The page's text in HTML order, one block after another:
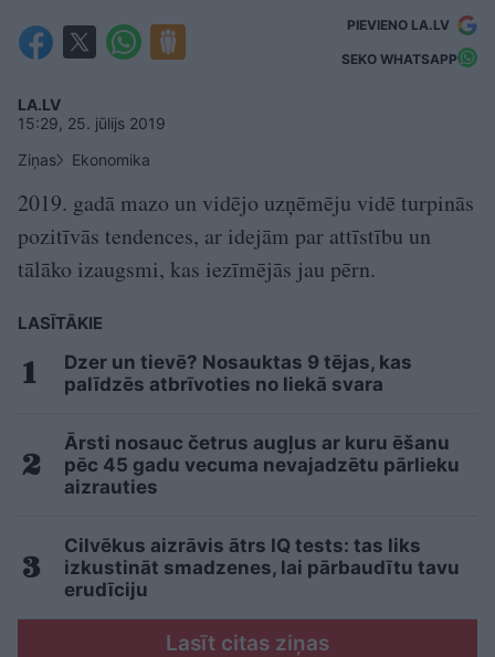
PIEVIENO LA.LV
SEKO WHATSAPP
LA.LV
15:29, 25. jūlijs 2019
Ziņas
Ekonomika
2019. gadā mazo un vidējo uzņēmēju vidē turpinās
pozitīvās tendences, ar idejām par attīstību un
tālāko izaugsmi, kas iezīmējās jau pērn.
LASĪTĀKIE
Dzer un tievē? Nosauktas 9 tējas, kas
palīdzēs atbrīvoties no liekā svara
Ārsti nosauc četrus augļus ar kuru ēšanu
pēc 45 gadu vecuma nevajadzētu pārlieku
aizrauties
Cilvēkus aizrāvis ātrs IQ tests: tas liks
izkustināt smadzenes, lai pārbaudītu tavu
erudīciju
Lasīt citas ziņas